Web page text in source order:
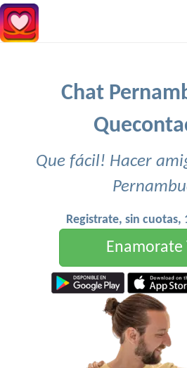
Chat
Que fácil! Hacer
Registrate, sin cuotas,
Enamorate